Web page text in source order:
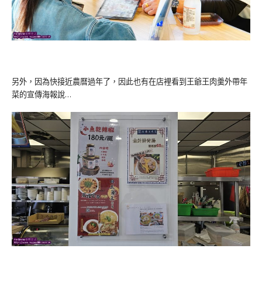
另外，因為快接近農曆過年了，因此也有在店裡看到王爺王肉羹外帶年
菜的宣傳海報說…